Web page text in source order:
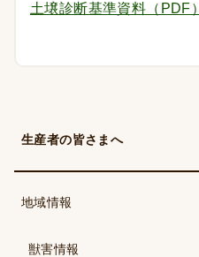
生産者の皆さまへ
地域情報
獣害情報
土壌診断基準資料（PDF）